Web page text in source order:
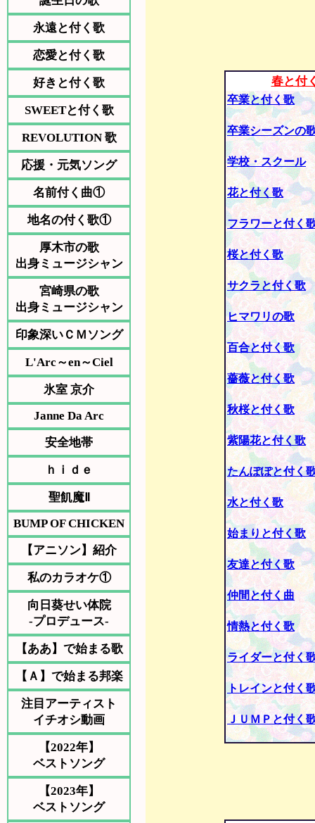
永遠と付く歌
恋愛と付く歌
好きと付く歌
SWEETと付く歌
REVOLUTION 歌
応援・元気ソング
名前付く曲①
地名の付く歌①
厚木市の歌
出身ミュージシャン
宮崎県の歌
出身ミュージシャン
印象深いＣＭソング
L'Arc～en～Ciel
氷室 京介
Janne Da Arc
安全地帯
ｈｉｄｅ
聖飢魔Ⅱ
BUMP OF CHICKEN
【アニソン】紹介
私のカラオケ①
向日葵せい体院
-プロデュース-
【ああ】で始まる歌
【Ａ】で始まる邦楽
注目アーティスト
イチオシ動画
【2022年】
ベストソング
【2023年】
ベストソング
春と付
卒業と付く歌
卒業シーズンの
学校・スクール
花と付く歌
フラワーと付く
桜と付く歌
サクラと付く歌
ヒマワリの歌
百合と付く歌
薔薇と付く歌
秋桜と付く歌
紫陽花と付く歌
たんぽぽと付く
水と付く歌
始まりと付く歌
友達と付く歌
仲間と付く曲
情熱と付く歌
ライダーと付く
トレインと付く
ＪＵＭＰと付く